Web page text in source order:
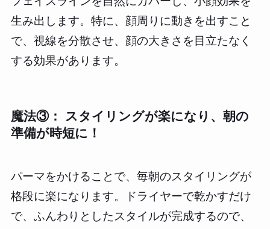
生み出します。特に、顔周りに動きを出すこと
で、視線を分散させ、顔の大きさを目立たなく
する効果があります。
魔法③： スタイリングが楽になり、朝の
準備が時短に！
パーマをかけることで、毎朝のスタイリングが
格段に楽になります。ドライヤーで乾かすだけ
で、ふんわりとしたスタイルが完成するので、